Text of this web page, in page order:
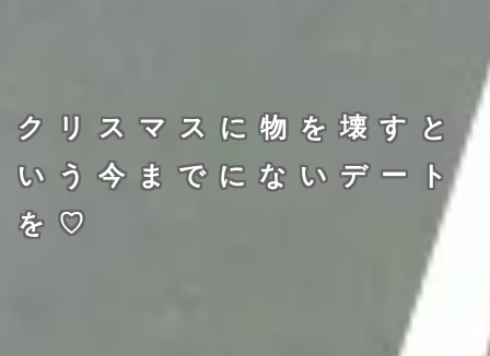
クリスマスに物を壊すと
いう今までにないデート
を♡